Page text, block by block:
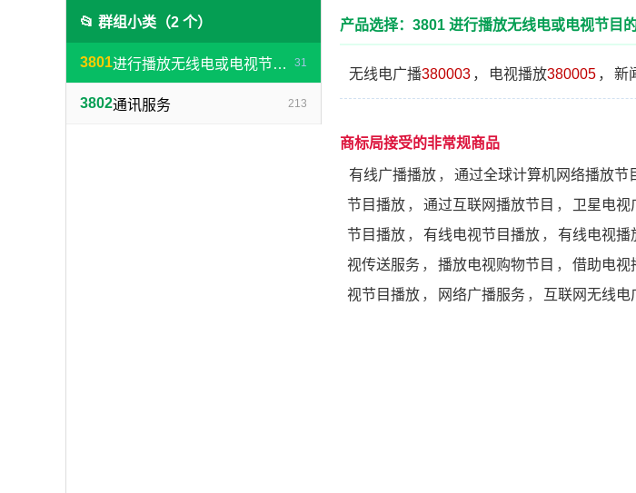
📂 群组小类（2 个）
3801 进行播放无线电或电视节目的服务 31
3802通讯服务 213
产品选择：3801 进行播放无线电或电视节目
无线电广播380003 ， 电视播放380005 ， 新
商标局接受的非常规商品
有线广播播放 ， 通过全球计算机网络播放节
节目播放 ， 通过互联网播放节目 ， 卫星电视
节目播放 ， 有线电视节目播放 ， 有线电视播
视传送服务 ， 播放电视购物节目 ， 借助电视
视节目播放 ， 网络广播服务 ， 互联网无线电